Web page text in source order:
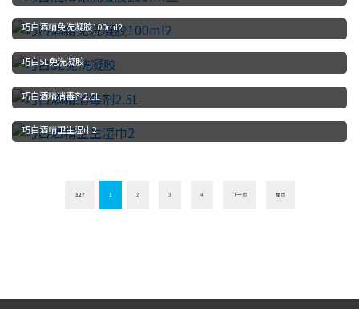
巧白酒精免洗凝胶100ml2
巧白5L免洗凝胶
巧白酒精消毒剂2.5L
巧白酒精卫生湿巾2
127 1 2 3 4 下一页 尾页